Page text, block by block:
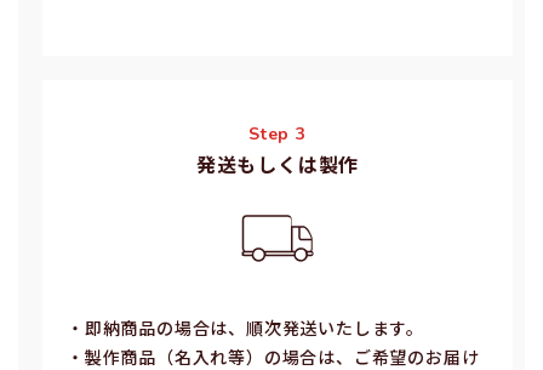
Step 3
発送もしくは製作
・即納商品の場合は、順次発送いたします。
・製作商品（名⼊れ等）の場合は、ご希望のお届け